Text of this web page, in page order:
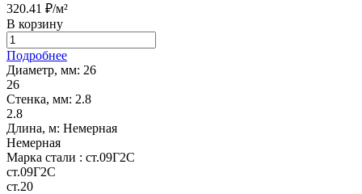
320.41 ₽/м²
В корзину
Подробнее
Диаметр, мм: 26
26
Стенка, мм: 2.8
2.8
Длина, м: Немерная
Немерная
Марка стали : ст.09Г2С
ст.09Г2С
ст.20